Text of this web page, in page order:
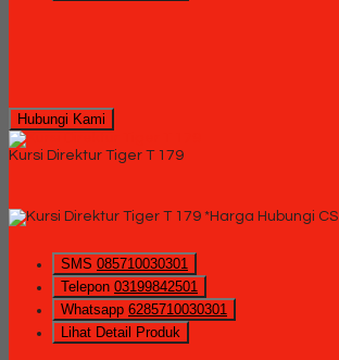
Hubungi Kami
Kursi Direktur Tiger T 179
*Harga Hubungi CS
SMS 085710030301
Telepon 03199842501
Whatsapp 6285710030301
Lihat Detail Produk